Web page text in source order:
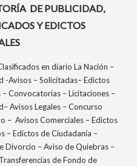
DE PUBLICIDAD,
Y EDICTOS
en diario La Nación –
-Avisos – Solicitadas– Edictos
– Convocatorias – Licitaciones –
Avisos Legales – Concurso
– Avisos Comerciales – Edictos
– Edictos de Ciudadanía –
Divorcio – Aviso de Quiebras –
de Fondo de